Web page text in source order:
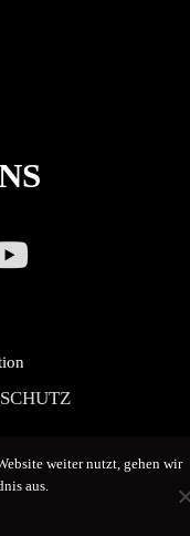
weiter nutzt, gehen wir
aus.